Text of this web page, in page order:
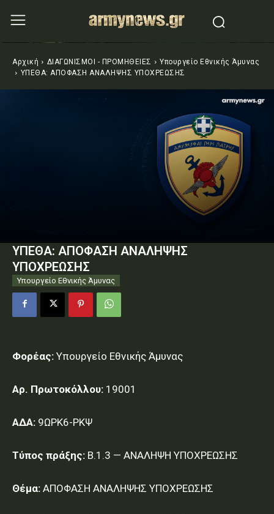
Αρχική ΔΙΑΓΩΝΙΣΜΟΙ - ΠΡΟΜΗΘΕΙΕΣ
Υπουργείο Εθνικής Άμυνας
ΥΠΕΘΑ: ΑΠΟΦΑΣΗ ΑΝΑΛΗΨΗΣ ΥΠΟΧΡΕΩΣΗΣ
ΥΠΕΘΑ: ΑΠΟΦΑΣΗ ΑΝΑΛΗΨΗΣ
ΥΠΟΧΡΕΩΣΗΣ
Υπουργείο Εθνικής Άμυνας
Φορέας: Υπουργείο Εθνικής Άμυνας
Αρ. Πρωτοκόλλου: 19001
ΑΔΑ: 9ΩΡΚ6-ΡΚΨ
Τύπος πράξης: Β.1.3 — ΑΝΑΛΗΨΗ ΥΠΟΧΡΕΩΣΗΣ
Θέμα: ΑΠΟΦΑΣΗ ΑΝΑΛΗΨΗΣ ΥΠΟΧΡΕΩΣΗΣ